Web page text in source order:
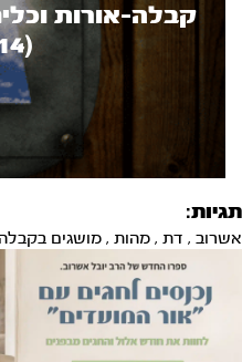
קבלה-אורות
(2014)
תגיות:
אשרוב , דת , מהות , מושגים